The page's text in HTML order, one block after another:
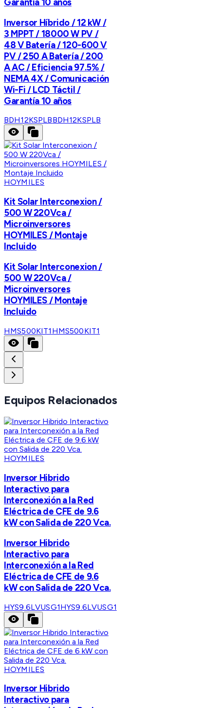
Inversor Híbrido / 12 kW /
3 MPPT / 18000 W PV /
48 V Batería / 120-600 V
PV / 250 A Batería / 200
A AC / Eficiencia 97.5% /
NEMA 4X / Comunicación
Wi-Fi / LCD Táctil /
Garantía 10 años
BDH12KSPLBBDH12KSPLB
HOYMILES
Kit Solar Interconexion /
500 W 220Vca /
Microinversores
HOYMILES / Montaje
Incluido
Kit Solar Interconexion /
500 W 220Vca /
Microinversores
HOYMILES / Montaje
Incluido
HMS500KIT1 HMS500KIT1
Equipos Relacionados
HOYMILES
Inversor Hibrido
Interactivo para
Interconexión a la Red
Eléctrica de CFE de 9.6
kW con Salida de 220 Vca.
Inversor Hibrido
Interactivo para
Interconexión a la Red
Eléctrica de CFE de 9.6
kW con Salida de 220 Vca.
HYS9.6LVUSG1HYS9.6LVUSG1
HOYMILES
Inversor Hibrido
Interactivo para